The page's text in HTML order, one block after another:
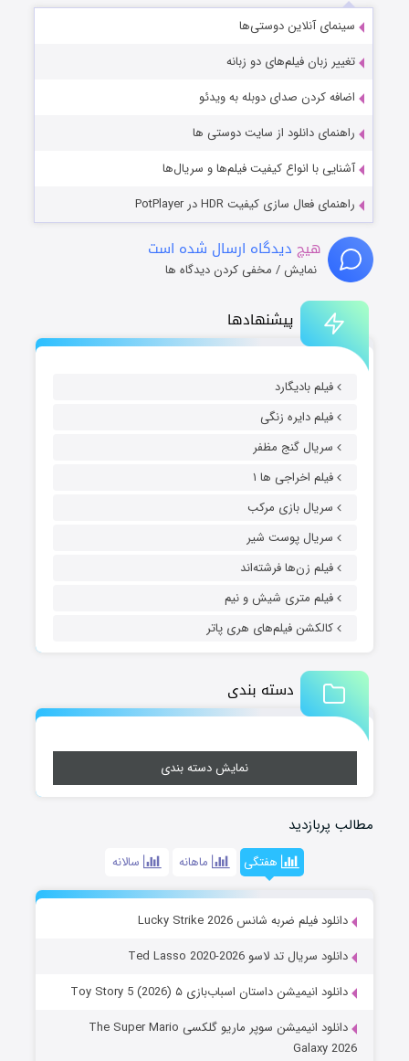
پیشنهادها
فیلم بادیگارد
فیلم دایره زنگی
سریال گنج مظفر
فیلم اخراجی ها ۱
سریال بازی مرکب
سریال پوست شیر
فیلم زن‌ها فرشته‌اند
فیلم متری شیش و نیم
کالکشن فیلم‌های هری پاتر
دسته بندی
نمایش دسته بندی
مطالب پربازدید
هفتگی ماهانه سالانه
دانلود فیلم ضربه شانس Lucky Strike 2026
دانلود سریال تد لاسو Ted Lasso 2020-2026
دانلود انیمیشن داستان اسباب‌بازی ۵ Toy Story 5 (2026)
دانلود انیمیشن سوپر ماریو گلکسی The Super Mario
Galaxy 2026
سینمای آنلاین دوستی‌ها
تغییر زبان فیلم‌های دو زبانه
اضافه کردن صدای دوبله به ویدئو
راهنمای دانلود از سایت دوستی ها
آشنایی با انواع کیفیت فیلم‌ها و سریال‌ها
راهنمای فعال سازی کیفیت HDR در PotPlayer
هیچ دیدگاه ارسال شده است
نمایش / مخفی کردن دیدگاه ها